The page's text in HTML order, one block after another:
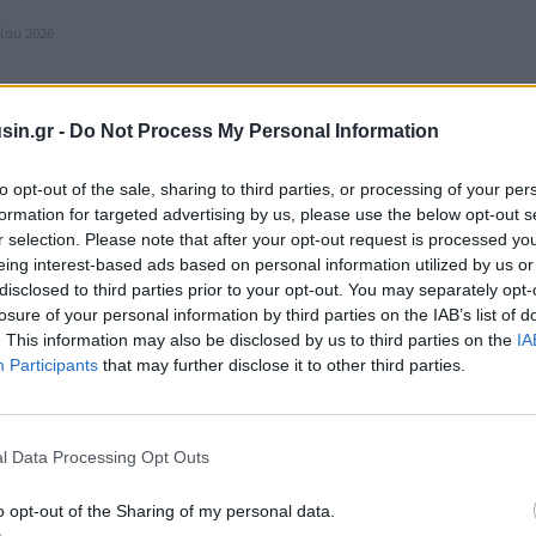
- Do Not Process My Personal Information
opt-out of the sale, sharing to third parties, or processing of your
for targeted advertising by us, please use the below opt-out
selection. Please note that after your opt-out request is processed
interest-based ads based on personal information utilized by us
to third parties prior to your opt-out. You may separately
of your personal information by third parties on the IAB’s list of
This information may also be disclosed by us to third parties on the
Participants that may further disclose it to other third parties.
Data Processing Opt Outs
opt-out of the Sharing of my personal data.
2026
χτύπησε το καμπανάκι της συνεδρίασης
διαπραγμάτευσης του κοινού ομολογιακού δανείου της Premia
Πέμπτη 9 Απριλίου 2026, η Διοίκηση της εταιρείας παρευρέθηκε
στο Χρ...
2026
Πώληση ακινήτου logistics στη
logistics στη Θεσσαλονίκη ανακοίνωσε η Premia Properties, έναντι